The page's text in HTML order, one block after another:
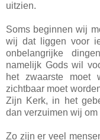
uitzien.
Soms beginnen wij
wij dat liggen voor
onbelangrijke
namelijk Gods wil
het zwaarste
zichtbaar moet
Zijn Kerk, in het
dan verzuimen wij
Zo zijn er veel